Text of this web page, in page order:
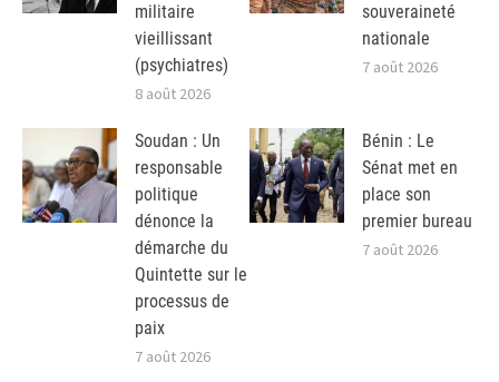
militaire
vieillissant
(psychiatres)
8 août 2026
souveraineté
nationale
7 août 2026
Soudan : Un
responsable
politique
dénonce la
démarche du
Quintette sur le
processus de
paix
7 août 2026
Bénin : Le
Sénat met en
place son
premier bureau
7 août 2026